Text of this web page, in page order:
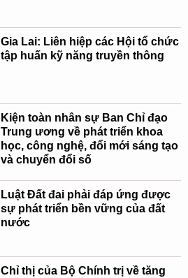
Gia Lai: Liên hiệp các Hội tổ chức
tập huấn kỹ năng truyền thông
Kiện toàn nhân sự Ban Chỉ đạo
Trung ương về phát triển khoa
học, công nghệ, đổi mới sáng tạo
và chuyển đổi số
Luật Đất đai phải đáp ứng được
sự phát triển bền vững của đất
nước
Chỉ thị của Bộ Chính trị về tăng